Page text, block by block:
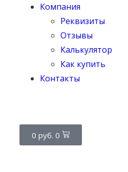
Компания
Реквизиты
Отзывы
Калькулятор
Как купить
Контакты
0 руб. 0